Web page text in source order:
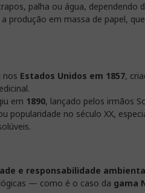
palha ou água, dependendo
produção em massa de papel,
nos Estados Unidos em 1857,
em 1890, lançado pelos irmãos
no século XX,
e responsabilidade
— como é o caso da gama